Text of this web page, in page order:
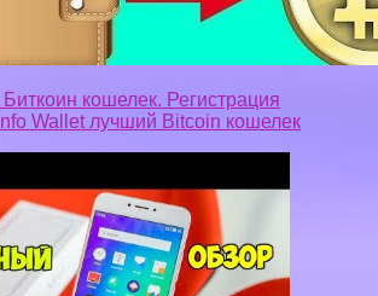
Биткоин кошелек. Регистрация
Wallet лучший Bitcoin кошелек